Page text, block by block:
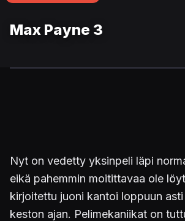
Max Payne 3
Nyt on vedetty yksinpeli läpi
eikä pahemmin moitittavaa ole
kirjoitettu juoni kantoi loppuun asti
keston ajan. Pelimekaniikat on